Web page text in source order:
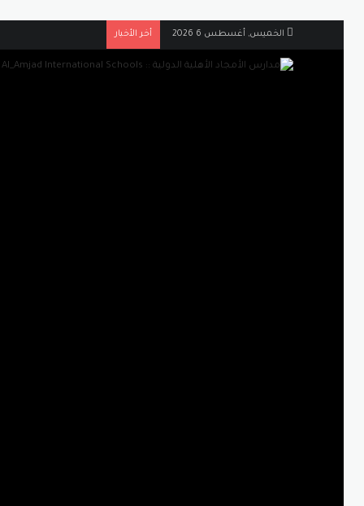
الخميس, أغسطس 6 2026 أخر الأخبار